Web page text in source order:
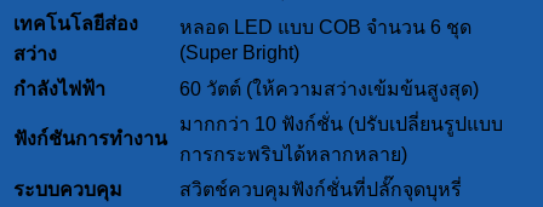
เทคโนโลยีส่อง
สว่าง
หลอด LED แบบ COB จำนวน 6 ชุด
(Super Bright)
กำลังไฟฟ้า
60 วัตต์ (ให้ความสว่างเข้มข้นสูงสุด)
ฟังก์ชันการทำงาน
มากกว่า 10 ฟังก์ชั่น (ปรับเปลี่ยนรูปแบบ
การกระพริบได้หลากหลาย)
ระบบควบคุม
สวิตช์ควบคุมฟังก์ชั่นที่ปลั๊กจุดบุหรี่